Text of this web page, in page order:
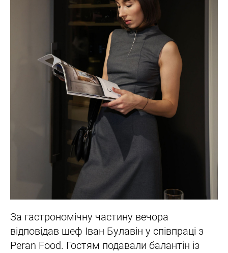
За гастрономічну частину вечора
відповідав шеф Іван Булавін у співпраці з
Peran Food. Гостям подавали балантін із